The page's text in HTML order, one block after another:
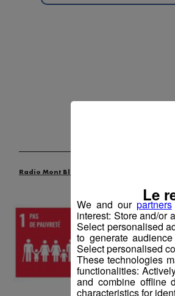
Radio Mont Blanc
We and our partners
interest: Store and/or
Select personalised
to generate
Select personalised
These technologies
functionalities:
and combine offline
characteristics for
Le